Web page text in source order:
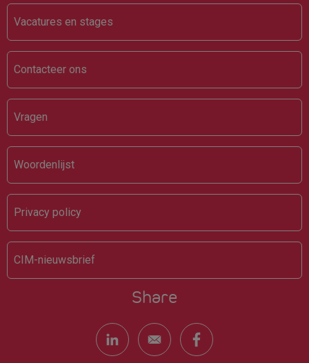
Footer
Vacatures en stages
Contacteer ons
Vragen
Woordenlijst
Privacy policy
CIM-nieuwsbrief
Share